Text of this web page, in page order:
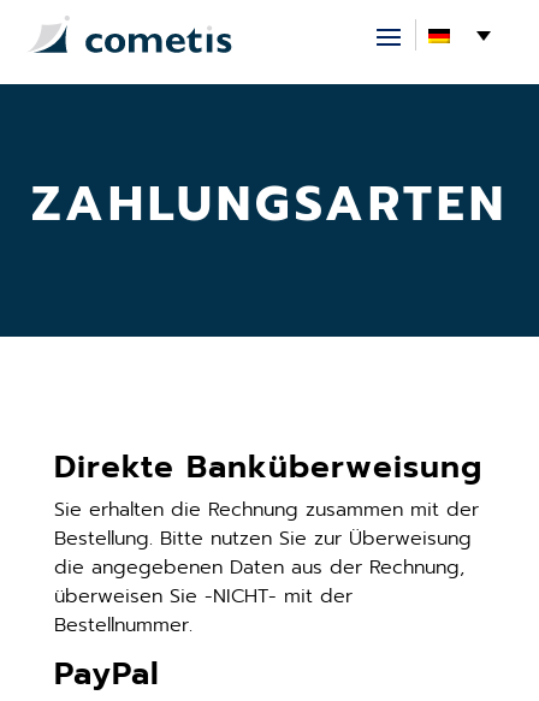
ZAHLUNGSARTEN
Direkte Banküberweisung
Sie erhalten die Rechnung zusammen mit der
Bestellung. Bitte nutzen Sie zur Überweisung
die angegebenen Daten aus der Rechnung,
überweisen Sie -NICHT- mit der
Bestellnummer.
PayPal